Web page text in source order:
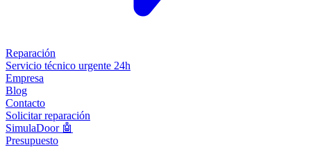
Reparación
Servicio técnico urgente 24h
Empresa
Blog
Contacto
Solicitar reparación
SimulaDoor 🤖
Presupuesto